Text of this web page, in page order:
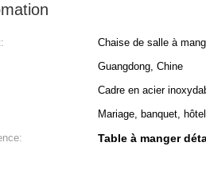
Chaise de salle à
Guangdong, Chine
Cadre en acier
Mariage, banquet,
Table à manger